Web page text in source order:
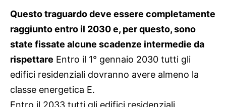
Questo traguardo deve essere completamente
raggiunto entro il 2030 e, per questo, sono
state fissate alcune scadenze intermedie da
rispettare Entro il 1° gennaio 2030 tutti gli
edifici residenziali dovranno avere almeno la
classe energetica E.
Entro il 2033 tutti gli edifici residenziali